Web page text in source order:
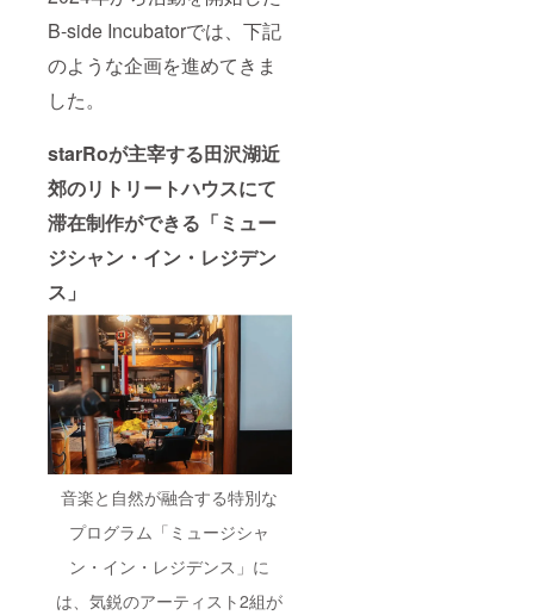
B-side Incubatorでは、下記
のような企画を進めてきま
した。
starRoが主宰する田沢湖近
郊のリトリートハウスにて
滞在制作ができる「ミュー
ジシャン・イン・レジデン
ス」
音楽と自然が融合する特別な
プログラム「ミュージシャ
ン・イン・レジデンス」に
は、気鋭のアーティスト2組が